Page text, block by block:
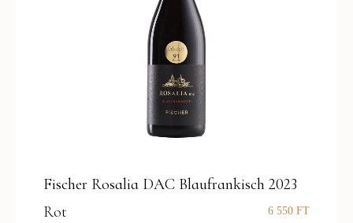
Fischer Rosalia DAC Blaufrankisch 2023
Rot
6 550 FT